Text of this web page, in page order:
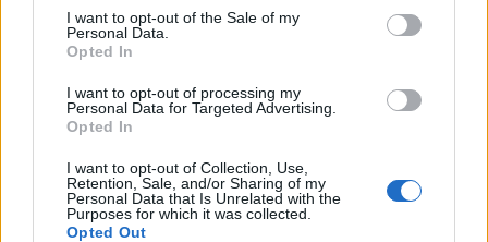
I want to opt-out of the Sale of my
Personal Data.
Opted In
I want to opt-out of processing my
Personal Data for Targeted Advertising.
Opted In
I want to opt-out of Collection, Use,
Retention, Sale, and/or Sharing of my
Personal Data that Is Unrelated with the
Purposes for which it was collected.
Opted Out
Publicidad